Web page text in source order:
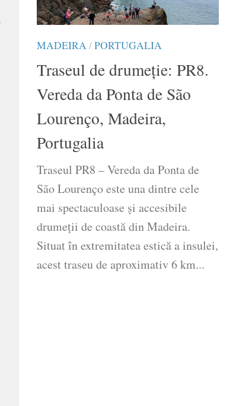
MADEIRA/PORTUGALIA
Traseul de drumeție: PR8.
Vereda da Ponta de São
Lourenço, Madeira,
Portugalia
Traseul PR8 – Vereda da Ponta de
São Lourenço este una dintre cele
mai spectaculoase și accesibile
drumeții de coastă din Madeira.
Situat în extremitatea estică a insulei,
acest traseu de aproximativ 6 km...